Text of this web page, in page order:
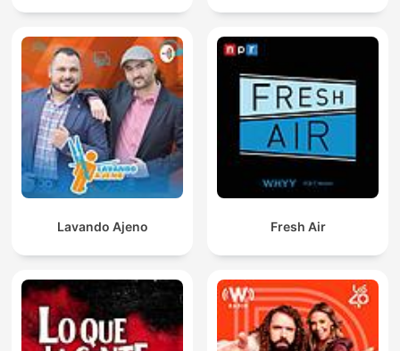
Lavando Ajeno Fresh Air